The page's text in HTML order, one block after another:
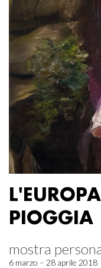
PIOGGIA
mostra
6 marzo – 28 aprile 2018